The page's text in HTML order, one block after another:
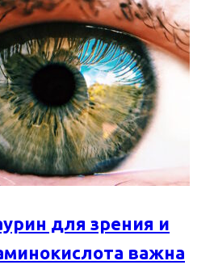
для зрения и
важна